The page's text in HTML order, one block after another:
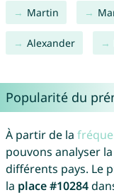
Martin
Alexander
Popularité du
À partir de la
pouvons analyser
différents pays. Le
la place #10284